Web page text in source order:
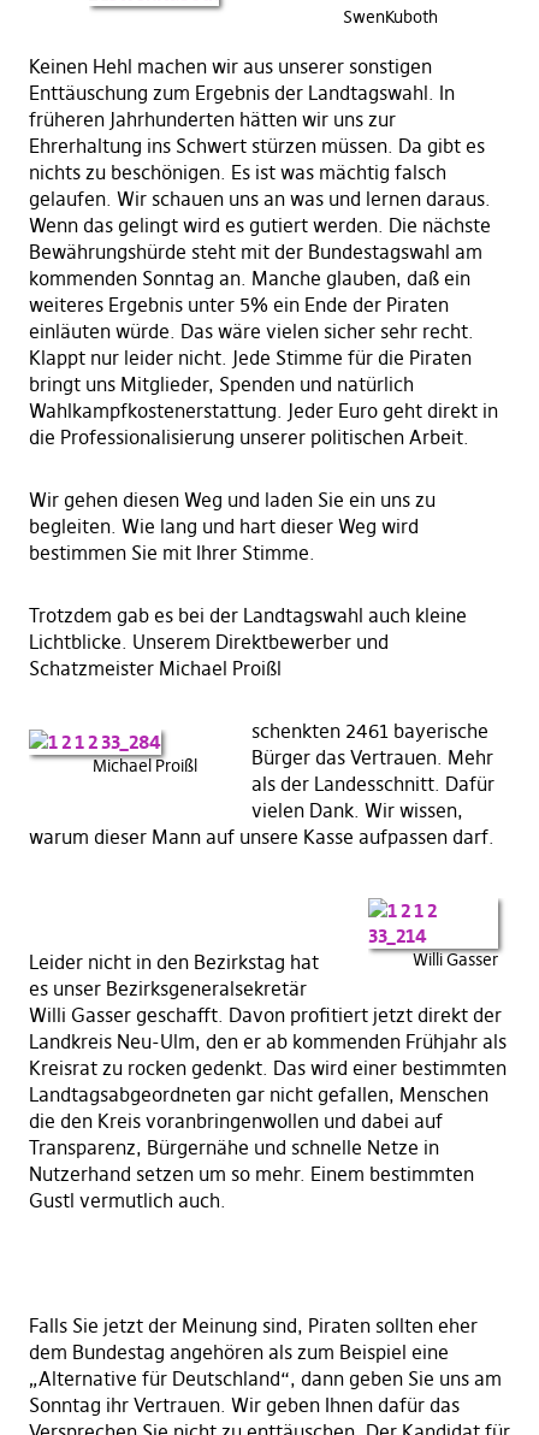
SwenKuboth
Keinen Hehl machen wir aus unserer sonstigen
Enttäuschung zum Ergebnis der Landtagswahl. In
früheren Jahrhunderten hätten wir uns zur
Ehrerhaltung ins Schwert stürzen müssen. Da gibt es
nichts zu beschönigen. Es ist was mächtig falsch
gelaufen. Wir schauen uns an was und lernen daraus.
Wenn das gelingt wird es gutiert werden. Die nächste
Bewährungshürde steht mit der Bundestagswahl am
kommenden Sonntag an. Manche glauben, daß ein
weiteres Ergebnis unter 5% ein Ende der Piraten
einläuten würde. Das wäre vielen sicher sehr recht.
Klappt nur leider nicht. Jede Stimme für die Piraten
bringt uns Mitglieder, Spenden und natürlich
Wahlkampfkostenerstattung. Jeder Euro geht direkt in
die Professionalisierung unserer politischen Arbeit.
Wir gehen diesen Weg und laden Sie ein uns zu
begleiten. Wie lang und hart dieser Weg wird
bestimmen Sie mit Ihrer Stimme.
Trotzdem gab es bei der Landtagswahl auch kleine
Lichtblicke. Unserem Direktbewerber und
Schatzmeister Michael Proißl
Michael Proißl
schenkten 2461 bayerische
Bürger das Vertrauen. Mehr
als der Landesschnitt. Dafür
vielen Dank. Wir wissen,
warum dieser Mann auf unsere Kasse aufpassen darf.
Willi Gasser
Leider nicht in den Bezirkstag hat
es unser Bezirksgeneralsekretär
Willi Gasser geschafft. Davon profitiert jetzt direkt der
Landkreis Neu-Ulm, den er ab kommenden Frühjahr als
Kreisrat zu rocken gedenkt. Das wird einer bestimmten
Landtagsabgeordneten gar nicht gefallen, Menschen
die den Kreis voranbringenwollen und dabei auf
Transparenz, Bürgernähe und schnelle Netze in
Nutzerhand setzen um so mehr. Einem bestimmten
Gustl vermutlich auch.
Falls Sie jetzt der Meinung sind, Piraten sollten eher
dem Bundestag angehören als zum Beispiel eine
„Alternative für Deutschland“, dann geben Sie uns am
Sonntag ihr Vertrauen. Wir geben Ihnen dafür das